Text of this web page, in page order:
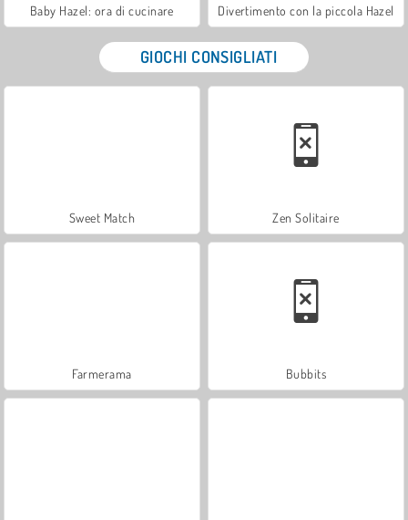
Baby Hazel: ora di cucinare Divertimento con la piccola Hazel
GIOCHI CONSIGLIATI
Sweet Match Zen Solitaire
Farmerama Bubbits